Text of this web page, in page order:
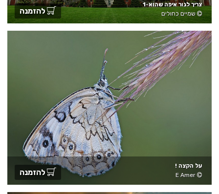
צריך לגור איפה שהוא-1
שמיים כחולים
להזמנה
על הקצה !
E Amer
להזמנה